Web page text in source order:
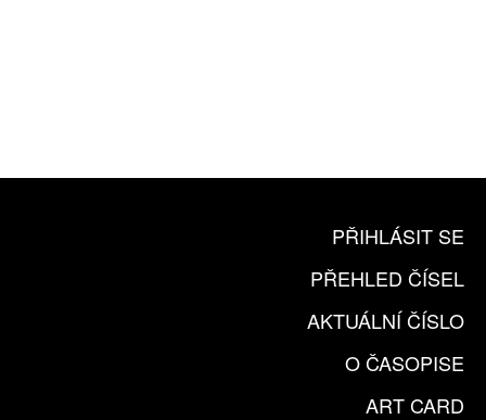
PŘIHLÁSIT SE
PŘEHLED ČÍSEL
AKTUÁLNÍ ČÍSLO
O ČASOPISE
ART CARD